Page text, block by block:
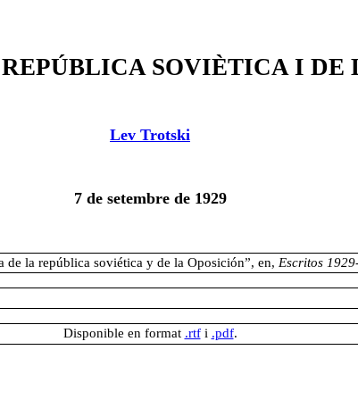
SOVIÈTICA I DE
Lev Trotski
7 de setembre de 1929
de la república soviética y de la Oposición”, en, Escritos
Disponible en format .rtfi .pdf.